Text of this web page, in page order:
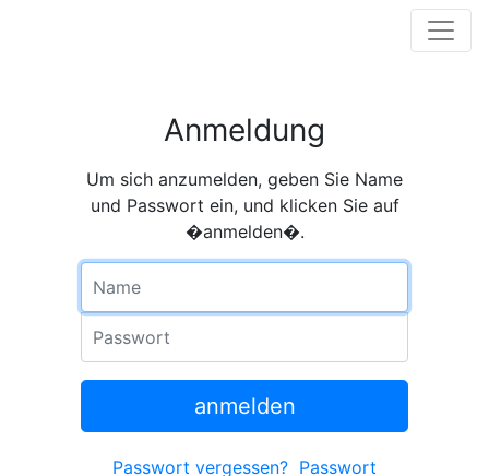
Anmeldung
Um sich anzumelden, geben Sie Name
und Passwort ein, und klicken Sie auf
�anmelden�.
anmelden
Passwort vergessen? Passwort